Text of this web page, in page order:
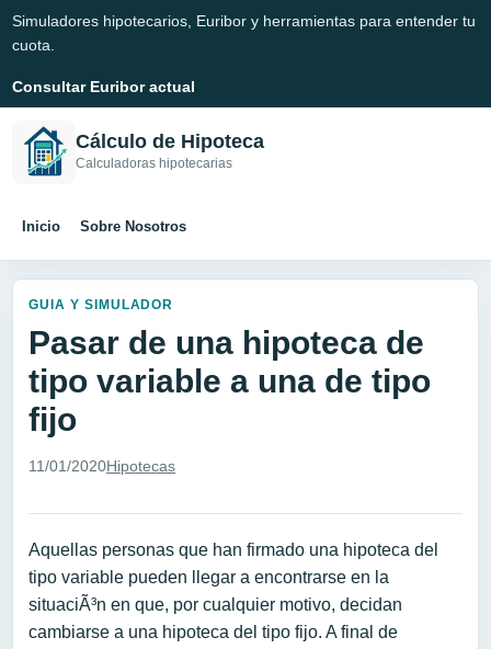
Simuladores hipotecarios, Euribor y herramientas para entender tu
cuota.
Consultar Euribor actual
Cálculo de Hipoteca
Calculadoras hipotecarias
Inicio Sobre Nosotros
GUIA Y SIMULADOR
Pasar de una hipoteca de
tipo variable a una de tipo
fijo
11/01/2020Hipotecas
Aquellas personas que han firmado una hipoteca del
tipo variable pueden llegar a encontrarse en la
situaciÃ³n en que, por cualquier motivo, decidan
cambiarse a una hipoteca del tipo fijo. A final de